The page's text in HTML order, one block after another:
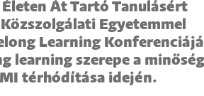
Át Tartó Tanulásért
Egyetemmel
Learning
learning szerepe a
térhódítása idején.